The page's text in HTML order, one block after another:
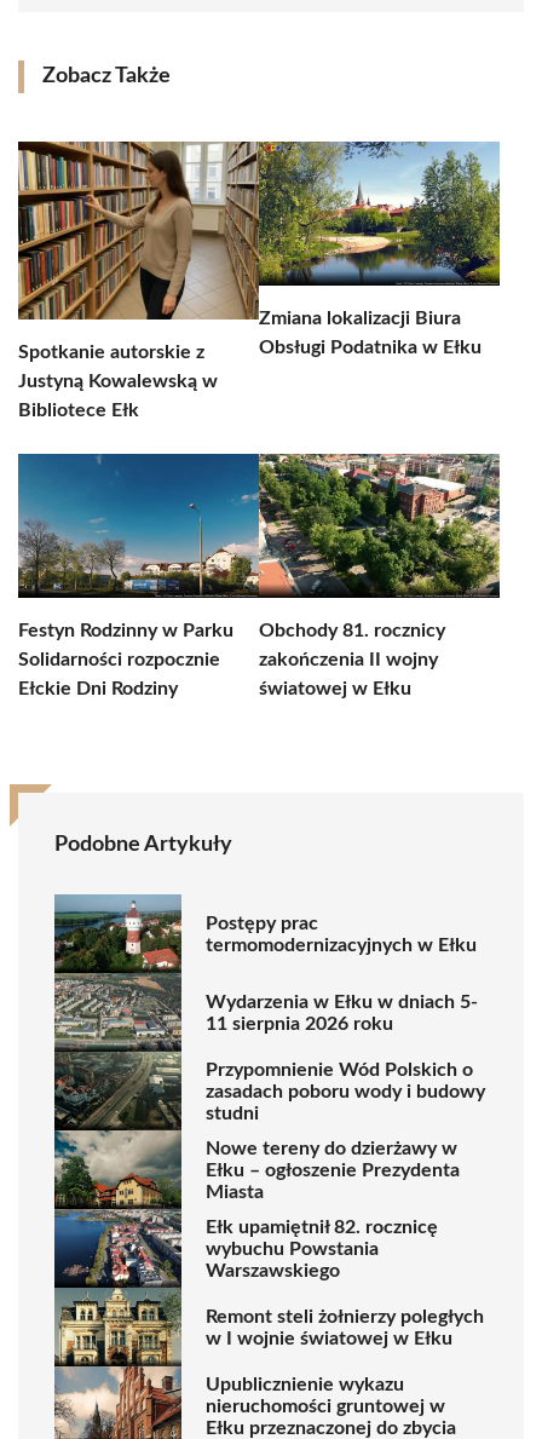
Zobacz Także
Spotkanie autorskie z
Justyną Kowalewską w
Bibliotece Ełk
Zmiana lokalizacji Biura
Obsługi Podatnika w Ełku
Festyn Rodzinny w Parku
Solidarności rozpocznie
Ełckie Dni Rodziny
Obchody 81. rocznicy
zakończenia II wojny
światowej w Ełku
Podobne Artykuły
Postępy prac
termomodernizacyjnych w Ełku
Wydarzenia w Ełku w dniach 5-
11 sierpnia 2026 roku
Przypomnienie Wód Polskich o
zasadach poboru wody i budowy
studni
Nowe tereny do dzierżawy w
Ełku – ogłoszenie Prezydenta
Miasta
Ełk upamiętnił 82. rocznicę
wybuchu Powstania
Warszawskiego
Remont steli żołnierzy poległych
w I wojnie światowej w Ełku
Upublicznienie wykazu
nieruchomości gruntowej w
Ełku przeznaczonej do zbycia